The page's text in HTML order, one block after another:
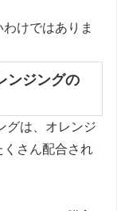
けではありま
ンジングの
グは、オレンジ
さん配合され